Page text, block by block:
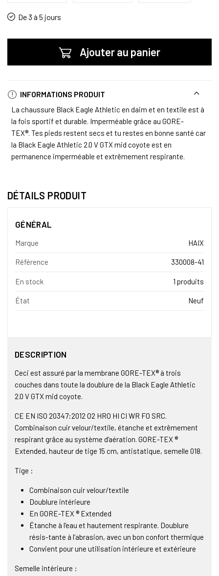
De 3 à 5 jours
Ajouter au panier
INFORMATIONS PRODUIT
La chaussure Black Eagle Athletic en daim et en textile est à
la fois sportif et durable. Imperméable grâce au GORE-
TEX®. Tes pieds restent secs et tu restes en bonne santé car
la Black Eagle Athletic 2.0 V GTX mid coyote est en
permanence imperméable et extrêmement respirante.
DÉTAILS PRODUIT
GÉNÉRAL
Marque HAIX
Référence 330008-41
En stock 1 produits
État Neuf
DESCRIPTION
Ceci est assuré par la membrane GORE-TEX® à trois
couches dans toute la doublure de la Black Eagle Athletic
2.0 V GTX mid coyote.
CE EN ISO 20347:2012 O2 HRO HI CI WR FO SRC.
Combinaison cuir velour/textile, étanche et extrêmement
respirant grâce au système d‘aération. GORE-TEX ®
Extended, hauteur de tige 15 cm, antistatique, semelle 018.
Tige :
Combinaison cuir velour/textile
Doublure intérieure
En GORE-TEX ® Extended
Étanche à l’eau et hautement respirante. Doublure
résis-tante à l’abrasion, avec un bon confort thermique
Convient pour une utilisation intérieure et extérieure
Semelle intérieure :